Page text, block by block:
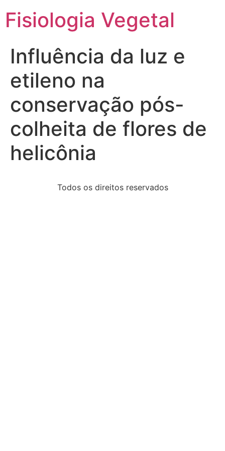
Fisiologia Vegetal
Influência da luz e
etileno na
conservação pós-
colheita de flores de
helicônia
Todos os direitos reservados